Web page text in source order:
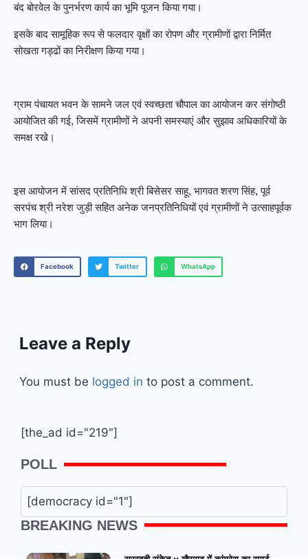
बंद बोरवेल के पुनर्भरण कार्य का भूमि पूजन किया गया।
इसके बाद सामूहिक रूप से फलदार वृक्षों का रोपण और ग्रामीणों द्वारा निर्मित
सोखता गड्ढों का निरीक्षण किया गया।
ग्राम पंचायत भवन के सामने जल एवं स्वच्छता चौपाल का आयोजन कर संगोष्ठी
आयोजित की गई, जिसमें ग्रामीणों ने अपनी समस्याएं और सुझाव अधिकारियों के
समक्ष रखे।
इस आयोजन में सांसद प्रतिनिधि श्री बिसेसर साहू, भागवत शरण सिंह, पूर्व
सरपंच श्री नरेश जुड़ी सहित अनेक जनप्रतिनिधियों एवं ग्रामीणों ने उत्साहपूर्वक
भाग लिया।
Facebook Twitter WhatsApp
Leave a Reply
You must be logged in to post a comment.
[the_ad id="219"]
POLL
[democracy id="1"]
BREAKING NEWS